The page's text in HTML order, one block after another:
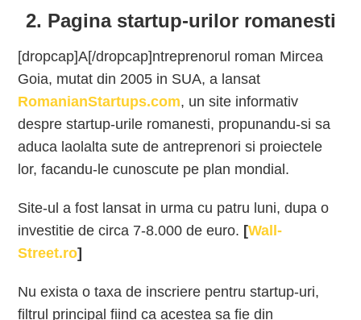
2. Pagina startup-urilor romanesti
[dropcap]A[/dropcap]ntreprenorul roman Mircea
Goia, mutat din 2005 in SUA, a lansat
RomanianStartups.com, un site informativ
despre startup-urile romanesti, propunandu-si sa
aduca laolalta sute de antreprenori si proiectele
lor, facandu-le cunoscute pe plan mondial.
Site-ul a fost lansat in urma cu patru luni, dupa o
investitie de circa 7-8.000 de euro. [Wall-
Street.ro]
Nu exista o taxa de inscriere pentru startup-uri,
filtrul principal fiind ca acestea sa fie din